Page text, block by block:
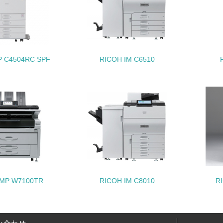
地域への貢献
<L1> 周辺地域の環境保全活動を行い、自治体や地域団体の活動
面の取り組み
<L1> 「人権・労働等」に関する方針、規定等を持っている
<L1> 「公正・適正な取引」に関する方針、規定等を持っている
<L1> 「情報セキュリティ」に関する方針、規定等を持っている
面・社会面の情報公開他
C4504RC SPF RICOH IM C6510
W7100TR RICOH IM C8010